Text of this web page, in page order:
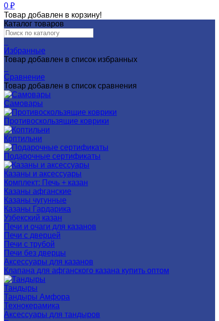
0 ₽
Товар добавлен в корзину!
Каталог товаров
Избранные
Товар добавлен в список избранных
Сравнение
Товар добавлен в список сравнения
Самовары
Противоскользящие коврики
Коптильни
Подарочные сертификаты
Казаны и аксессуары
Комплект: Печь + казан
Казаны афганские
Казаны чугунные
Казаны Гардарика
Узбекский казан
Печи и очаги для казанов
Печи с дверцей
Печи с трубой
Печи без дверцы
Аксессуары для казанов
Клапана для афганского казана купить оптом
Тандыры
Тандыры Амфора
Технокерамика
Аксессуары для тандыров